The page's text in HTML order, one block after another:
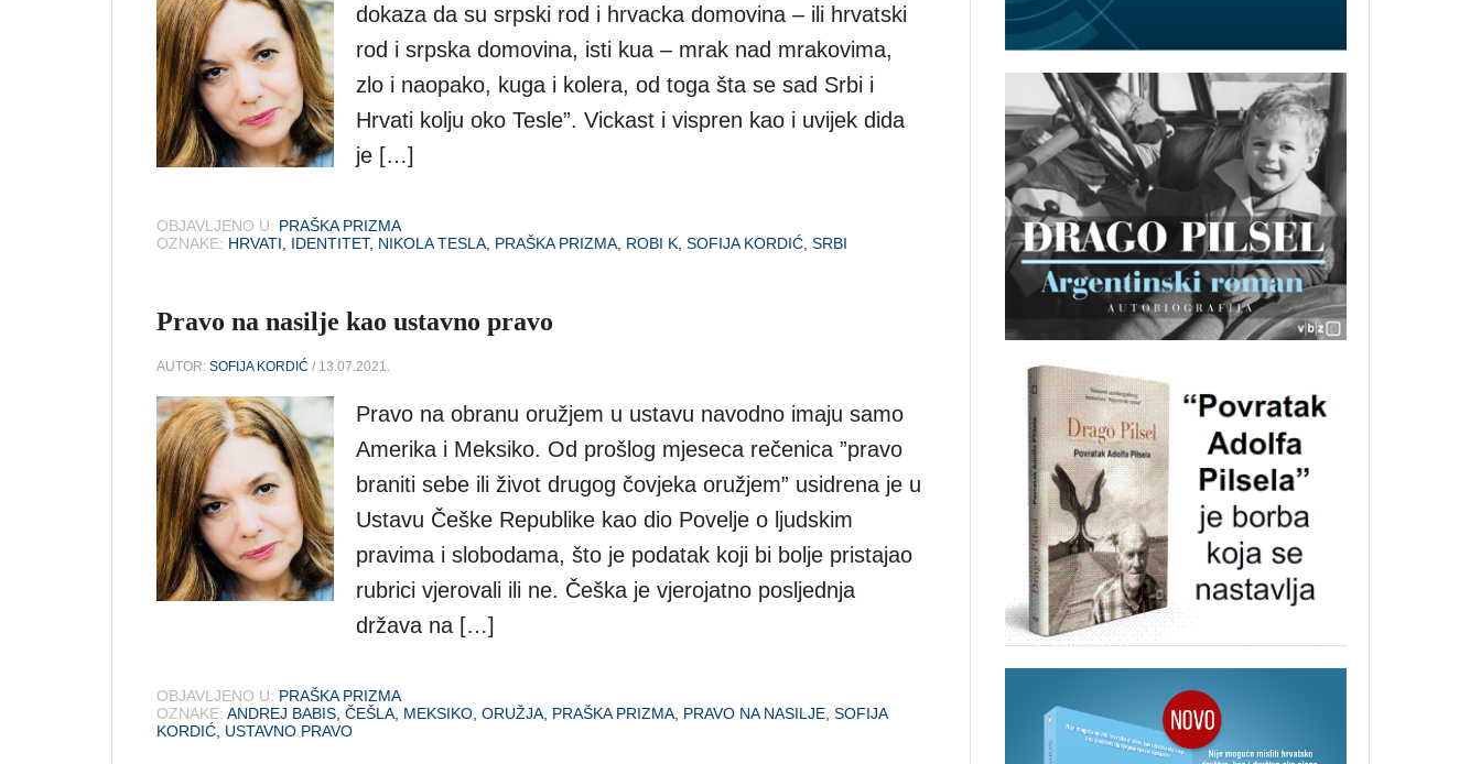
dokaza da su srpski rod i hrvacka domovina – ili hrvatski
rod i srpska domovina, isti kua – mrak nad mrakovima,
zlo i naopako, kuga i kolera, od toga šta se sad Srbi i
Hrvati kolju oko Tesle”. Vickast i vispren kao i uvijek dida
je […]
OBJAVLJENO U: PRAŠKA PRIZMA
OZNAKE: HRVATI IDENTITET, NIKOLA TESLA PRAŠKA PRIZMA ROBI K SOFIJA KORDIĆ SRBI
Pravo na nasilje kao ustavno pravo
AUTOR: SOFIJA KORDIĆ / 13.07.2021.
Pravo na obranu oružjem u ustavu navodno imaju samo
Amerika i Meksiko. Od prošlog mjeseca rečenica ”pravo
braniti sebe ili život drugog čovjeka oružjem” usidrena je u
Ustavu Češke Republike kao dio Povelje o ljudskim
pravima i slobodama, što je podatak koji bi bolje pristajao
rubrici vjerovali ili ne. Češka je vjerojatno posljednja
država na […]
OBJAVLJENO U: PRAŠKA PRIZMA
OZNAKE: ANDREJ BABIS ČEŠLA MEKSIKO ORUŽJA PRAŠKA PRIZMA PRAVO NA NASILJE SOFIJA
KORDIĆ USTAVNO PRAVO